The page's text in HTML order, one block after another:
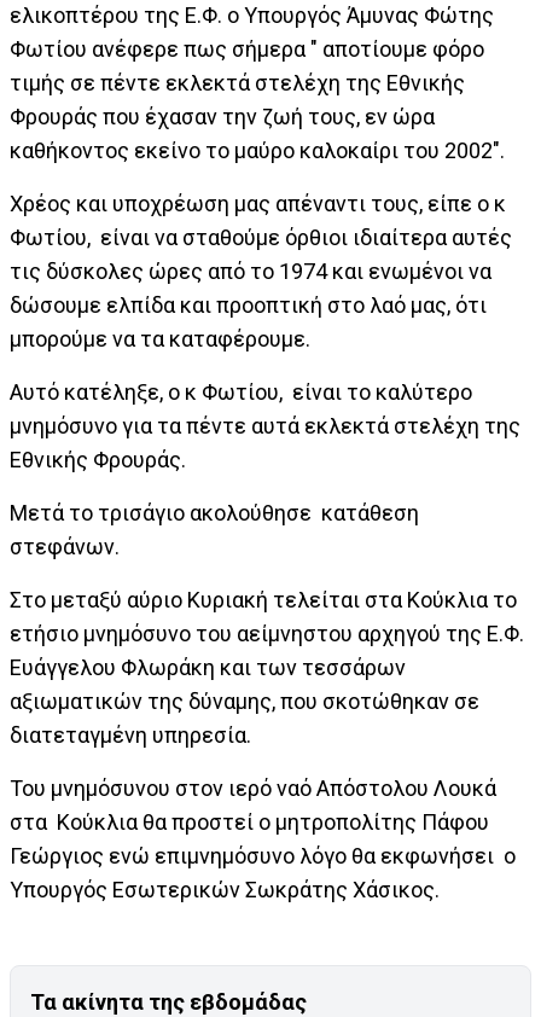
ελικοπτέρου της Ε.Φ. ο Υπουργός Άμυνας Φώτης
Φωτίου ανέφερε πως σήμερα " αποτίουμε φόρο
τιμής σε πέντε εκλεκτά στελέχη της Εθνικής
Φρουράς που έχασαν την ζωή τους, εν ώρα
καθήκοντος εκείνο το μαύρο καλοκαίρι του 2002".
Χρέος και υποχρέωση μας απέναντι τους, είπε ο κ
Φωτίου, είναι να σταθούμε όρθιοι ιδιαίτερα αυτές
τις δύσκολες ώρες από το 1974 και ενωμένοι να
δώσουμε ελπίδα και προοπτική στο λαό μας, ότι
μπορούμε να τα καταφέρουμε.
Αυτό κατέληξε, ο κ Φωτίου, είναι το καλύτερο
μνημόσυνο για τα πέντε αυτά εκλεκτά στελέχη της
Εθνικής Φρουράς.
Μετά το τρισάγιο ακολούθησε κατάθεση
στεφάνων.
Στο μεταξύ αύριο Κυριακή τελείται στα Κούκλια το
ετήσιο μνημόσυνο του αείμνηστου αρχηγού της Ε.Φ.
Ευάγγελου Φλωράκη και των τεσσάρων
αξιωματικών της δύναμης, που σκοτώθηκαν σε
διατεταγμένη υπηρεσία.
Του μνημόσυνου στον ιερό ναό Απόστολου Λουκά
στα Κούκλια θα προστεί ο μητροπολίτης Πάφου
Γεώργιος ενώ επιμνημόσυνο λόγο θα εκφωνήσει ο
Υπουργός Εσωτερικών Σωκράτης Χάσικος.
Τα ακίνητα της εβδομάδας